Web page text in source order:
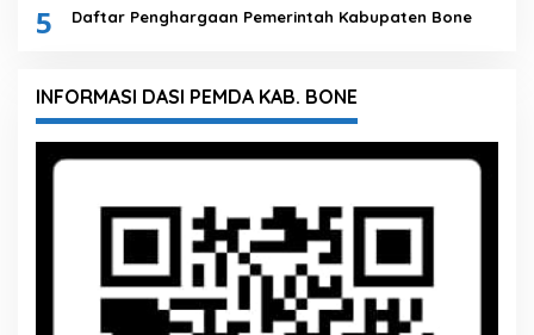
5 Daftar Penghargaan Pemerintah Kabupaten Bone
INFORMASI DASI PEMDA KAB. BONE